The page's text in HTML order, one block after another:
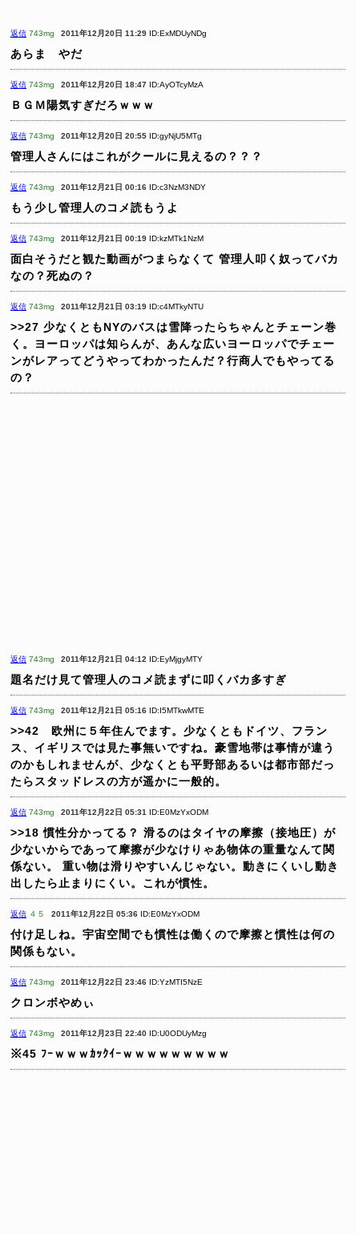
返信 743mg 2011年12月20日 11:29 ID:ExMDUyNDg
あらま やだ
返信 743mg 2011年12月20日 18:47 ID:AyOTcyMzA
ＢＧＭ陽気すぎだろｗｗｗ
返信 743mg 2011年12月20日 20:55 ID:gyNjU5MTg
管理人さんにはこれがクールに見えるの？？？
返信 743mg 2011年12月21日 00:16 ID:c3NzM3NDY
もう少し管理人のコメ読もうよ
返信 743mg 2011年12月21日 00:19 ID:kzMTk1NzM
面白そうだと観た動画がつまらなくて 管理人叩く奴ってバカ
なの？死ぬの？
返信 743mg 2011年12月21日 03:19 ID:c4MTkyNTU
>>27 少なくともNYのバスは雪降ったらちゃんとチェーン巻
く。ヨーロッパは知らんが、あんな広いヨーロッパでチェー
ンがレアってどうやってわかったんだ？行商人でもやってる
の？
返信 743mg 2011年12月21日 04:12 ID:EyMjgyMTY
題名だけ見て管理人のコメ読まずに叩くバカ多すぎ
返信 743mg 2011年12月21日 05:16 ID:I5MTkwMTE
>>42 欧州に５年住んでます。少なくともドイツ、フラン
ス、イギリスでは見た事無いですね。豪雪地帯は事情が違う
のかもしれませんが、少なくとも平野部あるいは都市部だっ
たらスタッドレスの方が遥かに一般的。
返信 743mg 2011年12月22日 05:31 ID:E0MzYxODM
>>18 慣性分かってる？ 滑るのはタイヤの摩擦（接地圧）が
少ないからであって摩擦が少なけりゃあ物体の重量なんて関
係ない。
重い物は滑りやすいんじゃない。動きにくいし動き
出したら止まりにくい。これが慣性。
返信 ４５ 2011年12月22日 05:36 ID:E0MzYxODM
付け足しね。宇宙空間でも慣性は働くので摩擦と慣性は何の
関係もない。
返信 743mg 2011年12月22日 23:46 ID:YzMTI5NzE
クロンボやめぃ
返信 743mg 2011年12月23日 22:40 ID:U0ODUyMzg
※45 ﾌｰｗｗｗｶｯｸｲｰｗｗｗｗｗｗｗｗｗ